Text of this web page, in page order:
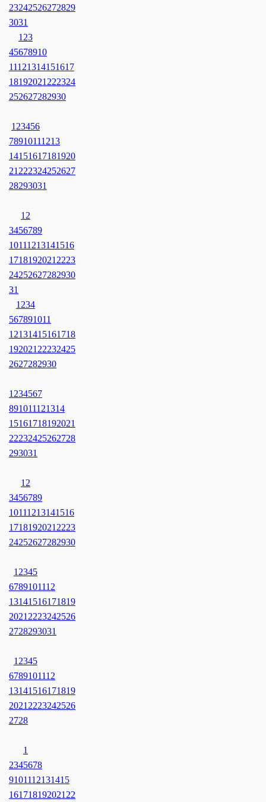
23242526272829
3031
1 23
45678910
11121314151617
18192021 222324
252627282930
1 23456
78910111213
14151617181920
21 222324252627
28293031
1 2
3456789
10111213141516
1718192021 2223
24252627282930
31
1 234
567891011
12131415161718
192021 22232425
2627282930
1 234567
891011121314
15161718192021
22232425262728
293031
1 2
3456789
10111213141516
1718192021 2223
24252627282930
1 2345
6789101112
13141516171819
2021 2223242526
2728293031
1 2345
6789101112
13141516171819
2021 2223242526
2728
1
2345678
9101112131415
161718192021 22